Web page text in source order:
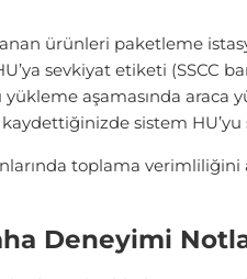
ürünleri paketleme
sevkiyat etiketi (SSCC
yükleme aşamasında araca
kaydettiğinizde sistem
toplama verimliliğini
Deneyimi